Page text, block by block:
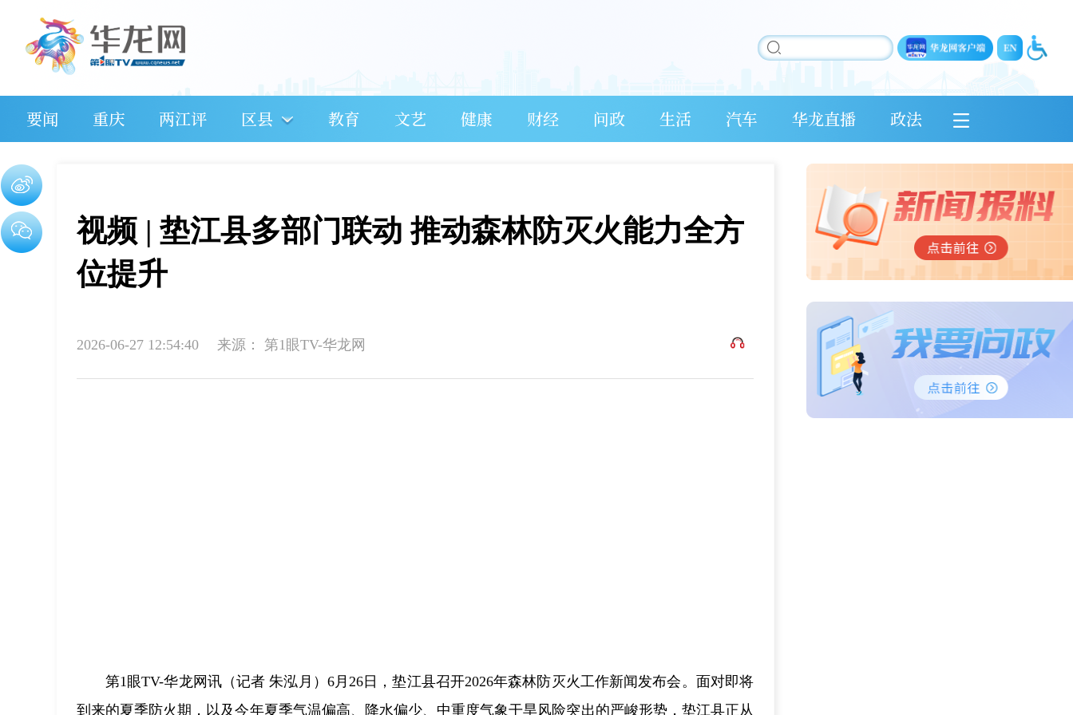
要闻 重庆 两江评 区县 教育 文艺 健康 财经 问政 生活 汽车 华龙直播 政法
视频 | 垫江县多部门联动 推动森林防灭火能力全方
位提升
2026-06-27 12:54:40 来源： 第1眼TV-华龙网
第1眼TV-华龙网讯（记者 朱泓月）6月26日，垫江县召开2026年森林防灭火工作新闻发布会。面对即将
到来的夏季防火期，以及今年夏季气温偏高、降水偏少、中重度气象干旱风险突出的严峻形势，垫江县正从